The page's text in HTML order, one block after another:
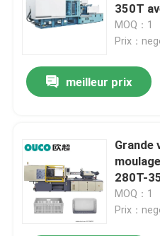
350T
haute
MOQ：1
Prix：
meilleur prix
Grande
280T-
de
MOQ：1
Prix：